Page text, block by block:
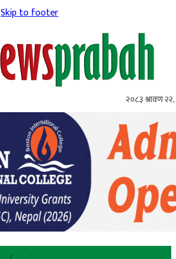
Skip to footer
२०८३ श्रावण २२,